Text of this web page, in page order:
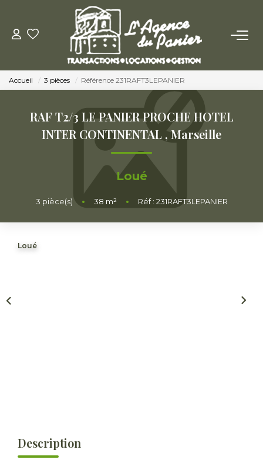
ACHETER
Acheter
Nos Conseils Pour Acquérir
LOUER
Louer
Nos Conseils Aux Locataires
Accueil 3 pièces Référence 231RAFT3LEPANIER
RAF T2/3 LE PANIER PROCHE HOTEL
INTER CONTINENTAL ,Marseille
Loué
3 pièce(s) • 38 m² • Réf : 231RAFT3LEPANIER
Loué
Description